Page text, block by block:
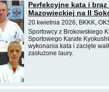
Perfekcyjne kata i
Mazowieckiej na II
20 kwietnia 2026, BKKK,
Sportowcy z Brokowskiego
Sportowego Karate
wykonania kata i zacięte
zasłużone laury.